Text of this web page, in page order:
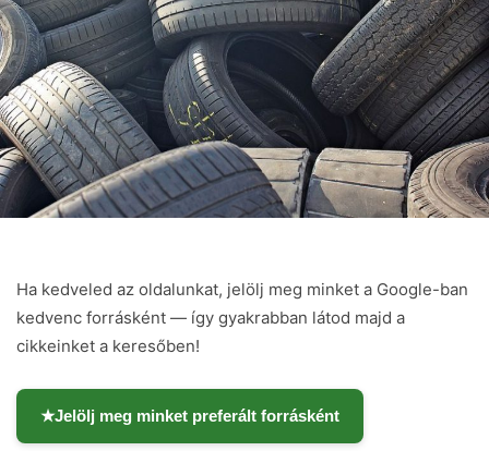
Ha kedveled az oldalunkat, jelölj meg minket a Google-ban
kedvenc forrásként — így gyakrabban látod majd a
cikkeinket a keresőben!
★Jelölj meg minket preferált forrásként